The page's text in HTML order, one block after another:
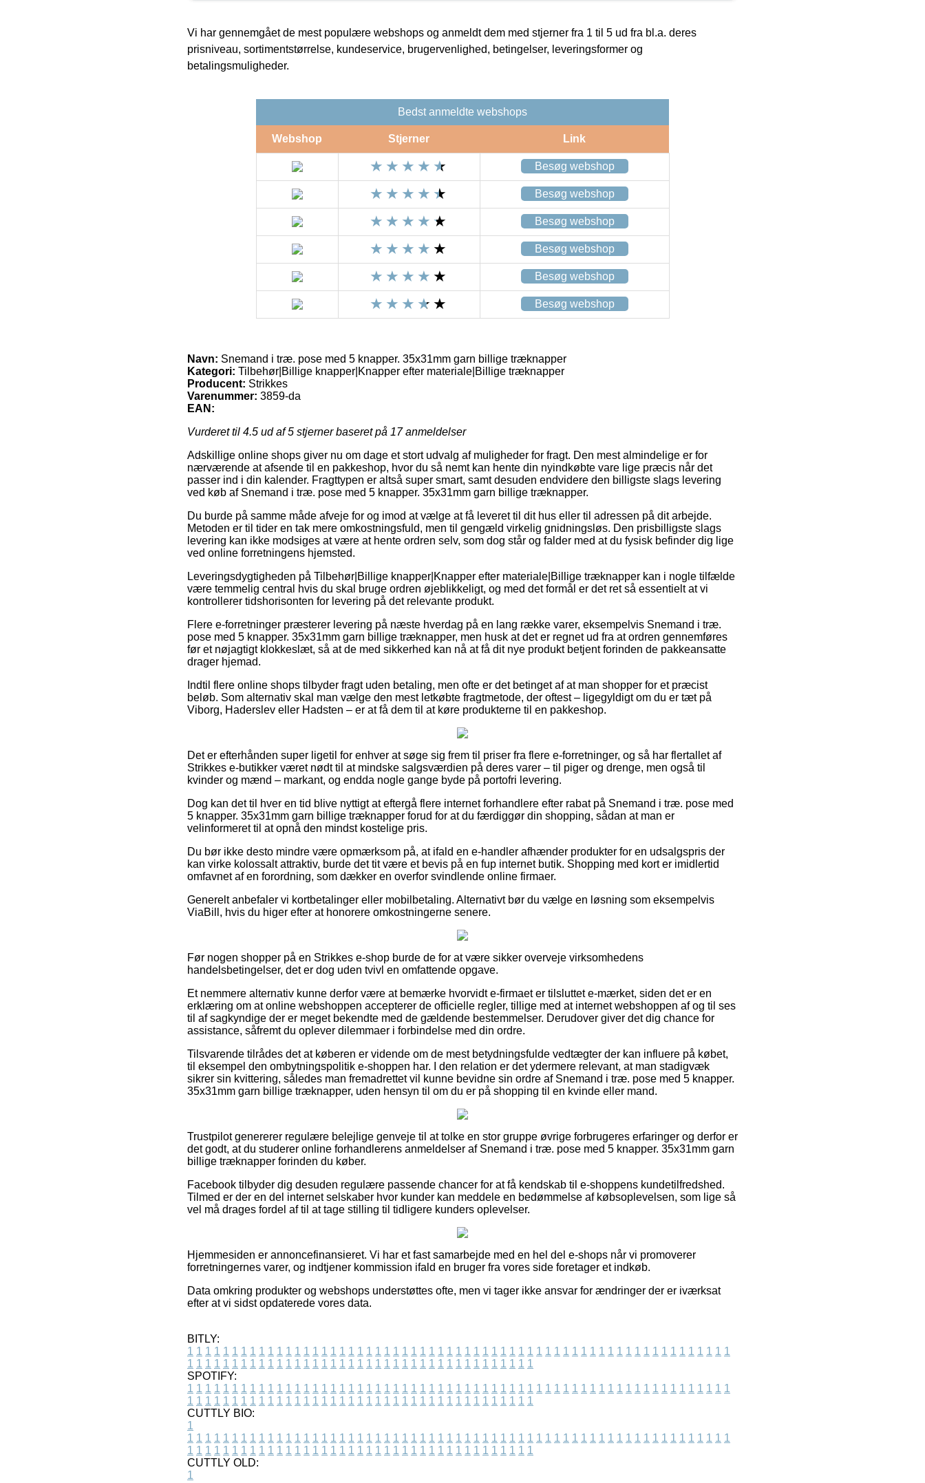
Vi har gennemgået de mest populære webshops og anmeldt dem med stjerner fra 1 til 5 ud fra bl.a. deres
prisniveau, sortimentstørrelse, kundeservice, brugervenlighed, betingelser, leveringsformer og
betalingsmuligheder.
Bedst anmeldte webshops
Webshop Stjerner Link
Besøg webshop
Besøg webshop
Besøg webshop
Besøg webshop
Besøg webshop
Besøg webshop
Navn: Snemand i træ. pose med 5 knapper. 35x31mm garn billige træknapper
Kategori: Tilbehør|Billige knapper|Knapper efter materiale|Billige træknapper
Producent: Strikkes
Varenummer: 3859-da
EAN:
Vurderet til 4.5 ud af 5 stjerner baseret på 17anmeldelser
Adskillige online shops giver nu om dage et stort udvalg af muligheder for fragt. Den mest almindelige er for
nærværende at afsende til en pakkeshop, hvor du så nemt kan hente din nyindkøbte vare lige præcis når det
passer ind i din kalender. Fragttypen er altså super smart, samt desuden endvidere den billigste slags levering
ved køb af Snemand i træ. pose med 5 knapper. 35x31mm garn billige træknapper.
Du burde på samme måde afveje for og imod at vælge at få leveret til dit hus eller til adressen på dit arbejde.
Metoden er til tider en tak mere omkostningsfuld, men til gengæld virkelig gnidningsløs. Den prisbilligste slags
levering kan ikke modsiges at være at hente ordren selv, som dog står og falder med at du fysisk befinder dig lige
ved online forretningens hjemsted.
Leveringsdygtigheden på Tilbehør|Billige knapper|Knapper efter materiale|Billige træknapper kan i nogle tilfælde
være temmelig central hvis du skal bruge ordren øjeblikkeligt, og med det formål er det ret så essentielt at vi
kontrollerer tidshorisonten for levering på det relevante produkt.
Flere e-forretninger præsterer levering på næste hverdag på en lang række varer, eksempelvis Snemand i træ.
pose med 5 knapper. 35x31mm garn billige træknapper, men husk at det er regnet ud fra at ordren gennemføres
før et nøjagtigt klokkeslæt, så at de med sikkerhed kan nå at få dit nye produkt betjent forinden de pakkeansatte
drager hjemad.
Indtil flere online shops tilbyder fragt uden betaling, men ofte er det betinget af at man shopper for et præcist
beløb. Som alternativ skal man vælge den mest letkøbte fragtmetode, der oftest – ligegyldigt om du er tæt på
Viborg, Haderslev eller Hadsten – er at få dem til at køre produkterne til en pakkeshop.
Det er efterhånden super ligetil for enhver at søge sig frem til priser fra flere e-forretninger, og så har flertallet af
Strikkes e-butikker været nødt til at mindske salgsværdien på deres varer – til piger og drenge, men også til
kvinder og mænd – markant, og endda nogle gange byde på portofri levering.
Dog kan det til hver en tid blive nyttigt at eftergå flere internet forhandlere efter rabat på Snemand i træ. pose med
5 knapper. 35x31mm garn billige træknapper forud for at du færdiggør din shopping, sådan at man er
velinformeret til at opnå den mindst kostelige pris.
Du bør ikke desto mindre være opmærksom på, at ifald en e-handler afhænder produkter for en udsalgspris der
kan virke kolossalt attraktiv, burde det tit være et bevis på en fup internet butik. Shopping med kort er imidlertid
omfavnet af en forordning, som dækker en overfor svindlende online firmaer.
Generelt anbefaler vi kortbetalinger eller mobilbetaling. Alternativt bør du vælge en løsning som eksempelvis
ViaBill, hvis du higer efter at honorere omkostningerne senere.
Før nogen shopper på en Strikkes e-shop burde de for at være sikker overveje virksomhedens
handelsbetingelser, det er dog uden tvivl en omfattende opgave.
Et nemmere alternativ kunne derfor være at bemærke hvorvidt e-firmaet er tilsluttet e-mærket, siden det er en
erklæring om at online webshoppen accepterer de officielle regler, tillige med at internet webshoppen af og til ses
til af sagkyndige der er meget bekendte med de gældende bestemmelser. Derudover giver det dig chance for
assistance, såfremt du oplever dilemmaer i forbindelse med din ordre.
Tilsvarende tilrådes det at køberen er vidende om de mest betydningsfulde vedtægter der kan influere på købet,
til eksempel den ombytningspolitik e-shoppen har. I den relation er det ydermere relevant, at man stadigvæk
sikrer sin kvittering, således man fremadrettet vil kunne bevidne sin ordre af Snemand i træ. pose med 5 knapper.
35x31mm garn billige træknapper, uden hensyn til om du er på shopping til en kvinde eller mand.
Trustpilot genererer regulære belejlige genveje til at tolke en stor gruppe øvrige forbrugeres erfaringer og derfor er
det godt, at du studerer online forhandlerens anmeldelser af Snemand i træ. pose med 5 knapper. 35x31mm garn
billige træknapper forinden du køber.
Facebook tilbyder dig desuden regulære passende chancer for at få kendskab til e-shoppens kundetilfredshed.
Tilmed er der en del internet selskaber hvor kunder kan meddele en bedømmelse af købsoplevelsen, som lige så
vel må drages fordel af til at tage stilling til tidligere kunders oplevelser.
Hjemmesiden er annoncefinansieret. Vi har et fast samarbejde med en hel del e-shops når vi promoverer
forretningernes varer, og indtjener kommission ifald en bruger fra vores side foretager et indkøb.
Data omkring produkter og webshops understøttes ofte, men vi tager ikke ansvar for ændringer der er iværksat
efter at vi sidst opdaterede vores data.
BITLY:
1 1 1 1 1 1 1 1 1 1 1 1 1 1 1 1 1 1 1 1 1 1 1 1 1 1 1 1 1 1 1 1 1 1 1 1 1 1 1 1 1 1 1 1 1 1 1 1 1 1 1 1 1 1 1 1 1 1 1 1 1
1 1 1 1 1 1 1 1 1 1 1 1 1 1 1 1 1 1 1 1 1 1 1 1 1 1 1 1 1 1 1 1 1 1 1 1 1 1 1
SPOTIFY:
1 1 1 1 1 1 1 1 1 1 1 1 1 1 1 1 1 1 1 1 1 1 1 1 1 1 1 1 1 1 1 1 1 1 1 1 1 1 1 1 1 1 1 1 1 1 1 1 1 1 1 1 1 1 1 1 1 1 1 1 1
1 1 1 1 1 1 1 1 1 1 1 1 1 1 1 1 1 1 1 1 1 1 1 1 1 1 1 1 1 1 1 1 1 1 1 1 1 1 1
CUTTLY BIO:
1
1 1 1 1 1 1 1 1 1 1 1 1 1 1 1 1 1 1 1 1 1 1 1 1 1 1 1 1 1 1 1 1 1 1 1 1 1 1 1 1 1 1 1 1 1 1 1 1 1 1 1 1 1 1 1 1 1 1 1 1 1
1 1 1 1 1 1 1 1 1 1 1 1 1 1 1 1 1 1 1 1 1 1 1 1 1 1 1 1 1 1 1 1 1 1 1 1 1 1 1
CUTTLY OLD:
1